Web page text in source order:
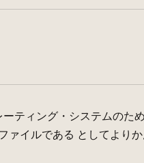
ティング・システムのた
ァイルである としてより